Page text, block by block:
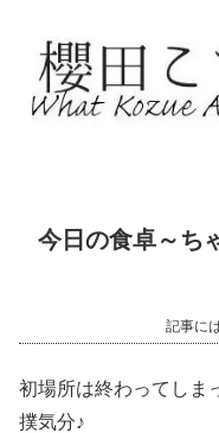
今日の食卓～ち
記事に
初場所は終わってしま
撲気分♪